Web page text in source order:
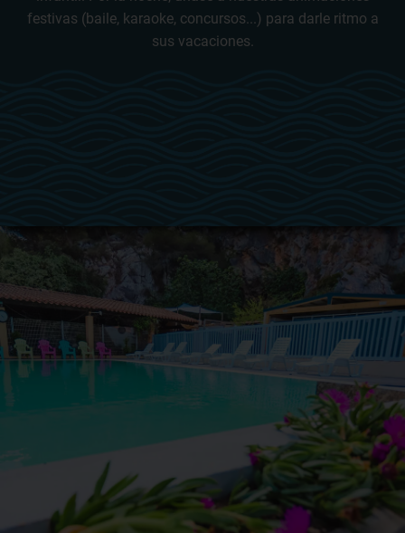
festivas (baile, karaoke, concursos...) para darle ritmo a
sus vacaciones.